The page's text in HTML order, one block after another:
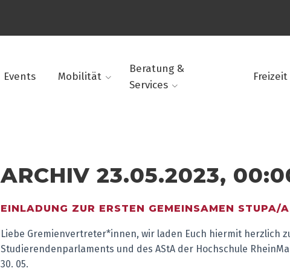
Events Mobilität
Beratung &
Services
Freizeit
ARCHIV 23.05.2023,
EINLADUNG ZUR ERSTEN GEMEINSAMEN STUPA/
Liebe Gremienvertreter*innen, wir laden Euch hiermit herzlich
Studierendenparlaments und des AStA der Hochschule
30. 05.